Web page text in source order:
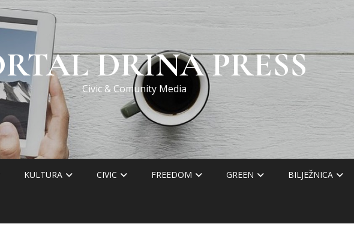
DRINA PRESS
Civic & Comunity Media
KULTURA CIVIC FREEDOM GREEN BILJEŽNICA